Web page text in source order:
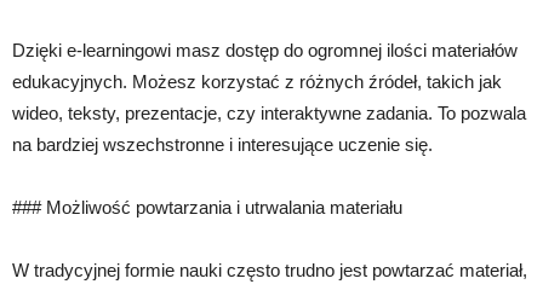
Dzięki e-learningowi masz dostęp do ogromnej ilości materiałów
edukacyjnych. Możesz korzystać z różnych źródeł, takich jak
wideo, teksty, prezentacje, czy interaktywne zadania. To pozwala
na bardziej wszechstronne i interesujące uczenie się.
### Możliwość powtarzania i utrwalania materiału
W tradycyjnej formie nauki często trudno jest powtarzać materiał,